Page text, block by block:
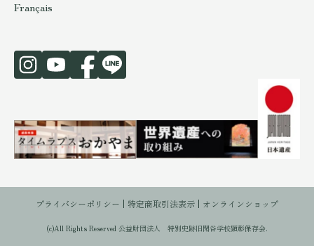
Français
プライバシーポリシー 特定商取引法表示 オンラインショップ
(c)All Rights Reserved 公益財団法人 特別史跡旧閑谷学校顕彰保存会.